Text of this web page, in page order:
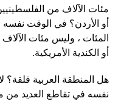
مئات الآلاف من
المئات ، وليس مئات
أو الكندية الأمريكية.
هل المنطقة العربية
نفسه في تقاطع العديد من